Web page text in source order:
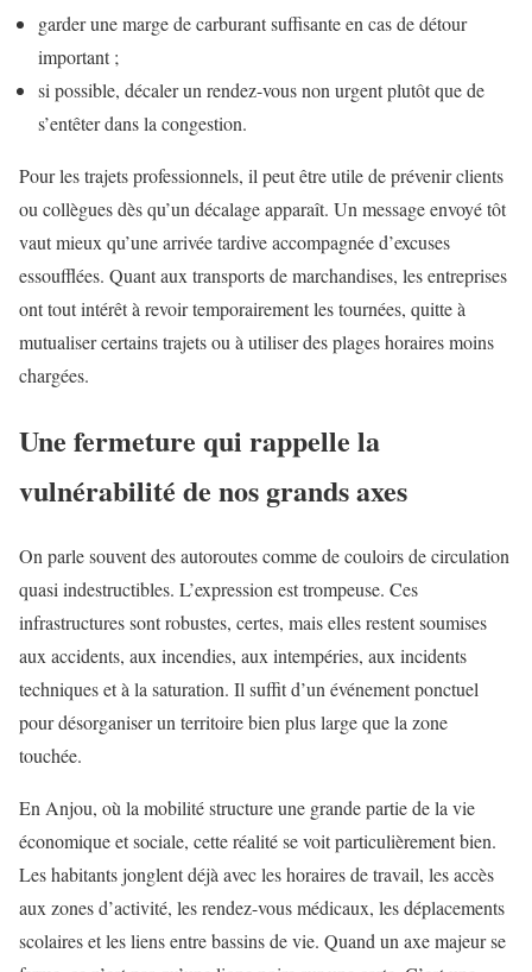
garder une marge de carburant suffisante en cas de détour
important ;
si possible, décaler un rendez-vous non urgent plutôt que de
s’entêter dans la congestion.
Pour les trajets professionnels, il peut être utile de prévenir clients
ou collègues dès qu’un décalage apparaît. Un message envoyé tôt
vaut mieux qu’une arrivée tardive accompagnée d’excuses
essoufflées. Quant aux transports de marchandises, les entreprises
ont tout intérêt à revoir temporairement les tournées, quitte à
mutualiser certains trajets ou à utiliser des plages horaires moins
chargées.
Une fermeture qui rappelle la
vulnérabilité de nos grands axes
On parle souvent des autoroutes comme de couloirs de circulation
quasi indestructibles. L’expression est trompeuse. Ces
infrastructures sont robustes, certes, mais elles restent soumises
aux accidents, aux incendies, aux intempéries, aux incidents
techniques et à la saturation. Il suffit d’un événement ponctuel
pour désorganiser un territoire bien plus large que la zone
touchée.
En Anjou, où la mobilité structure une grande partie de la vie
économique et sociale, cette réalité se voit particulièrement bien.
Les habitants jonglent déjà avec les horaires de travail, les accès
aux zones d’activité, les rendez-vous médicaux, les déplacements
scolaires et les liens entre bassins de vie. Quand un axe majeur se